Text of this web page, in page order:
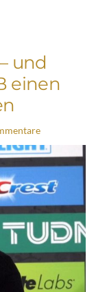
und
einen